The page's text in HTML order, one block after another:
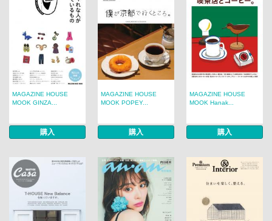
MAGAZINE HOUSE
MOOK GINZA...
購入
MAGAZINE HOUSE
MOOK POPEY...
購入
MAGAZINE HOUSE
MOOK Hanak...
購入